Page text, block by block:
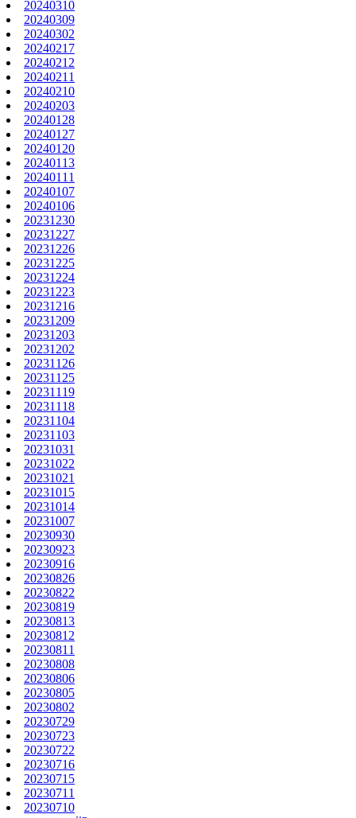
20240310
20240309
20240302
20240217
20240212
20240211
20240210
20240203
20240128
20240127
20240120
20240113
20240111
20240107
20240106
20231230
20231227
20231226
20231225
20231224
20231223
20231216
20231209
20231203
20231202
20231126
20231125
20231119
20231118
20231104
20231103
20231031
20231022
20231021
20231015
20231014
20231007
20230930
20230923
20230916
20230826
20230822
20230819
20230813
20230812
20230811
20230808
20230806
20230805
20230802
20230729
20230723
20230722
20230716
20230715
20230711
20230710